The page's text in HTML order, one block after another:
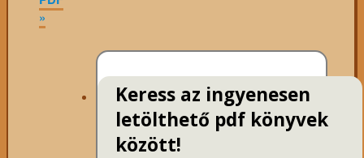
»
Keress az ingyenesen
letölthető pdf könyvek
között!